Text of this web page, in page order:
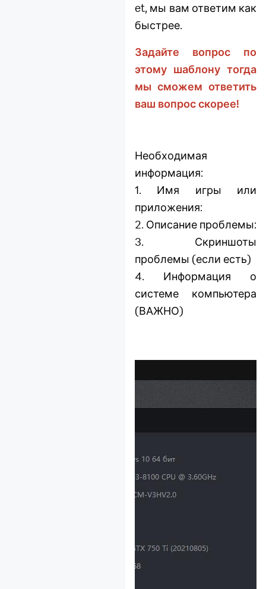
et, мы вам ответим как
быстрее.
Задайте вопрос по
этому шаблону тогда
мы сможем ответить
ваш вопрос скорее!
Необходимая
информация:
1. Имя игры или
приложения:
2. Описание проблемы:
3. Скриншоты
проблемы (если есть)
4. Информация о
системе компьютера
(ВАЖНО)